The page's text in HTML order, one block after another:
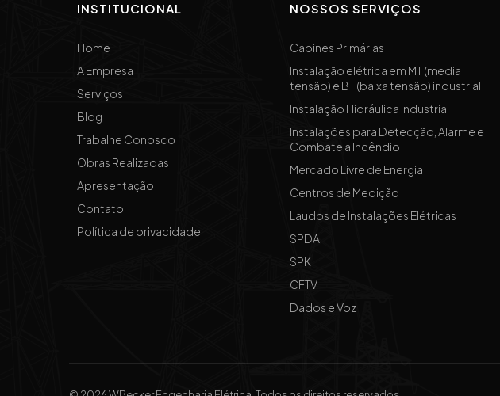
INSTITUCIONAL
Home
A Empresa
Serviços
Blog
Trabalhe Conosco
Obras Realizadas
Apresentação
Contato
Política de privacidade
NOSSOS SERVIÇOS
Cabines Primárias
Instalação elétrica em MT (media
tensão) e BT (baixa tensão) industrial
Instalação Hidráulica Industrial
Instalações para Detecção, Alarme e
Combate a Incêndio
Mercado Livre de Energia
Centros de Medição
Laudos de Instalações Elétricas
SPDA
SPK
CFTV
Dados e Voz